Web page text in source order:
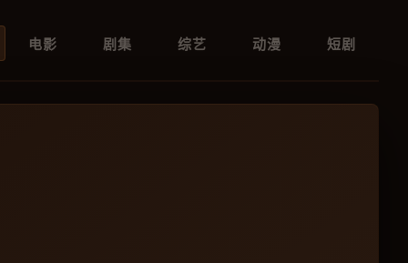
电影 剧集 综艺 动漫 短剧